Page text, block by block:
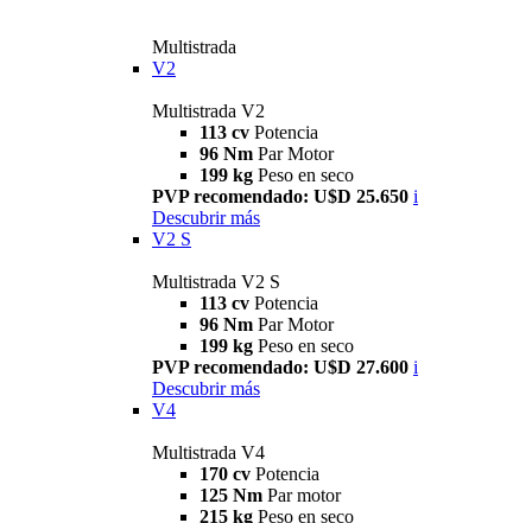
Multistrada
V2
Multistrada V2
113 cv Potencia
96 Nm Par Motor
199 kg Peso en seco
PVP recomendado: U$D 25.650 i
Descubrir más
V2 S
Multistrada V2 S
113 cv Potencia
96 Nm Par Motor
199 kg Peso en seco
PVP recomendado: U$D 27.600 i
Descubrir más
V4
Multistrada V4
170 cv Potencia
125 Nm Par motor
215 kg Peso en seco